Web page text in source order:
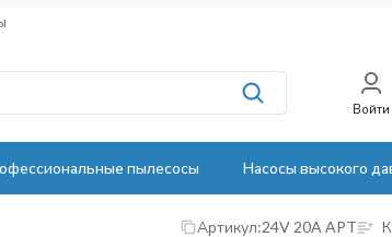
Войти
пылесосы Насосы высокого
Артикул:24V 20A APT